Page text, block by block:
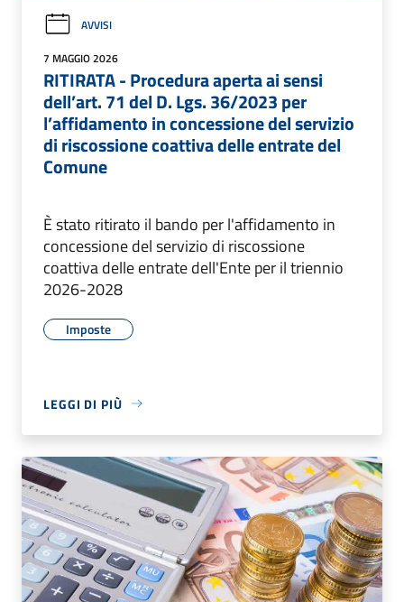
AVVISI
7 MAGGIO 2026
RITIRATA - Procedura aperta ai sensi
dell’art. 71 del D. Lgs. 36/2023 per
l’affidamento in concessione del servizio
di riscossione coattiva delle entrate del
Comune
È stato ritirato il bando per l'affidamento in
concessione del servizio di riscossione
coattiva delle entrate dell'Ente per il triennio
2026-2028
Imposte
LEGGI DI PIÙ